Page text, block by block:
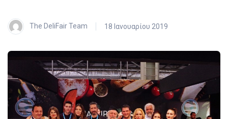
The DeliFair Team 18 Ιανουαρίου 2019